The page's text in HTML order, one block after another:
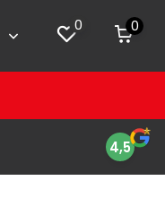
0 0
4,5